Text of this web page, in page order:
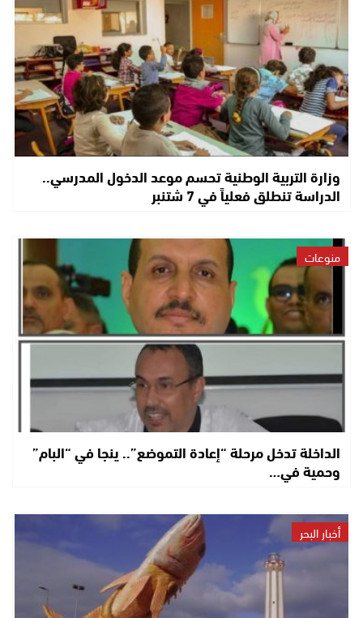
وزارة التربية الوطنية تحسم موعد الدخول المدرسي..
الدراسة تنطلق فعلياً في 7 شتنبر
منوعات
الداخلة تدخل مرحلة “إعادة التموضع”.. ينجا في “البام”
وحمية في…
أخبار البحر